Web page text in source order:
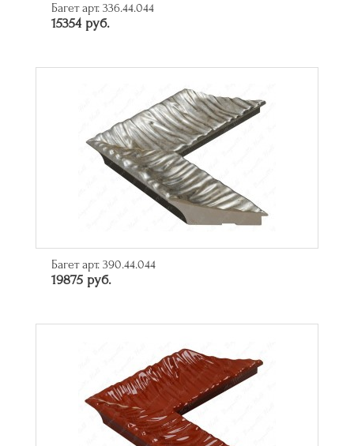
Багет арт. 336.44.044
15354 руб.
Багет арт. 390.44.044
19875 руб.